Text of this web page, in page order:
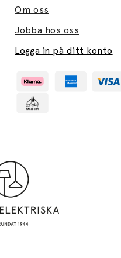
Om oss
Jobba hos oss
Logga in på ditt konto